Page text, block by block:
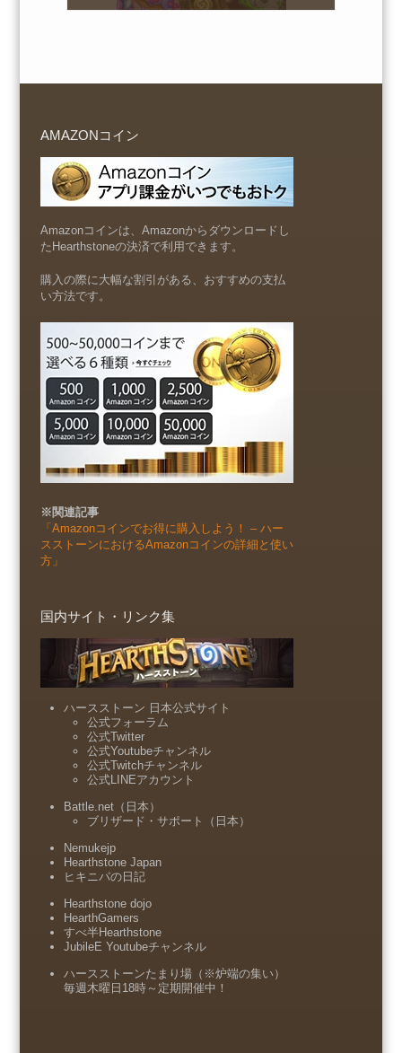
AMAZONコイン
Amazonコインは、Amazonからダウンロードし
たHearthstoneの決済で利用できます。
購入の際に大幅な割引がある、おすすめの支払
い方法です。
※関連記事
「Amazonコインでお得に購入しよう！ – ハー
スストーンにおけるAmazonコインの詳細と使い
方」
国内サイト・リンク集
ハースストーン 日本公式サイト
公式フォーラム
公式Twitter
公式Youtubeチャンネル
公式Twitchチャンネル
公式LINEアカウント
Battle.net（日本）
ブリザード・サポート（日本）
Nemukejp
Hearthstone Japan
ヒキニパの日記
Hearthstone dojo
HearthGamers
すべ半Hearthstone
JubileE Youtubeチャンネル
ハースストーンたまり場（※炉端の集い）
毎週木曜日18時～定期開催中！